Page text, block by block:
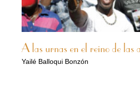
A las urnas en el reino de las
Yailé Balloqui Bonzón